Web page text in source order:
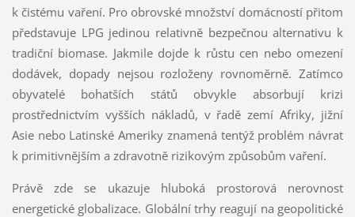
k čistému vaření. Pro obrovské množství domácností přitom
představuje LPG jedinou relativně bezpečnou alternativu k
tradiční biomase. Jakmile dojde k růstu cen nebo omezení
dodávek, dopady nejsou rozloženy rovnoměrně. Zatímco
obyvatelé bohatších států obvykle absorbují krizi
prostřednictvím vyšších nákladů, v řadě zemí Afriky, jižní
Asie nebo Latinské Ameriky znamená tentýž problém návrat
k primitivnějším a zdravotně rizikovým způsobům vaření.
Právě zde se ukazuje hluboká prostorová nerovnost
energetické globalizace. Globální trhy reagují na geopolitické